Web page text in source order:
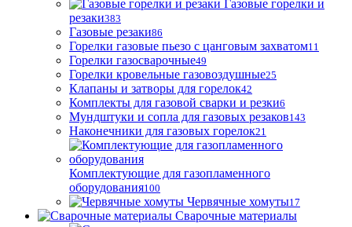
Газовые горелки и
резаки383
Газовые резаки86
Горелки газовые пьезо с цанговым захватом11
Горелки газосварочные49
Горелки кровельные газовоздушные25
Клапаны и затворы для горелок42
Комплекты для газовой сварки и резки6
Мундштуки и сопла для газовых резаков143
Наконечники для газовых горелок21
Комплектующие для газопламенного
оборудования100
Червячные хомуты17
Сварочные материалы